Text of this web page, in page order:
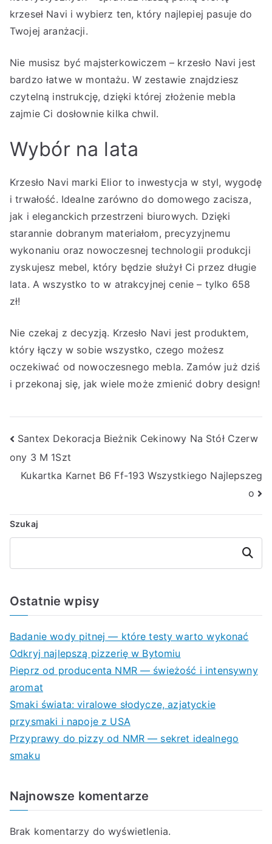
krzeseł Navi i wybierz ten, który najlepiej pasuje do
Twojej aranżacji.
Nie musisz być majsterkowiczem – krzesło Navi jest
bardzo łatwe w montażu. W zestawie znajdziesz
czytelną instrukcję, dzięki której złożenie mebla
zajmie Ci dosłownie kilka chwil.
Wybór na lata
Krzesło Navi marki Elior to inwestycja w styl, wygodę
i trwałość. Idealne zarówno do domowego zacisza,
jak i eleganckich przestrzeni biurowych. Dzięki
starannie dobranym materiałom, precyzyjnemu
wykonaniu oraz nowoczesnej technologii produkcji
zyskujesz mebel, który będzie służył Ci przez długie
lata. A wszystko to w atrakcyjnej cenie – tylko 658
zł!
Nie czekaj z decyzją. Krzesło Navi jest produktem,
który łączy w sobie wszystko, czego możesz
oczekiwać od nowoczesnego mebla. Zamów już dziś
i przekonaj się, jak wiele może zmienić dobry design!
Nawigacja
wpisu
Santex Dekoracja Bieżnik Cekinowy Na Stół Czerw
ony 3 M 1Szt
Kukartka Karnet B6 Ff-193 Wszystkiego Najlepszeg
o
Szukaj
Szukaj
Ostatnie wpisy
Badanie wody pitnej — które testy warto wykonać
Odkryj najlepszą pizzerię w Bytomiu
Pieprz od producenta NMR — świeżość i intensywny
aromat
Smaki świata: viralowe słodycze, azjatyckie
przysmaki i napoje z USA
Przyprawy do pizzy od NMR — sekret idealnego
smaku
Najnowsze komentarze
Brak komentarzy do wyświetlenia.